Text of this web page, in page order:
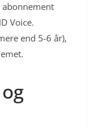
Voice.
end 5-6 år),